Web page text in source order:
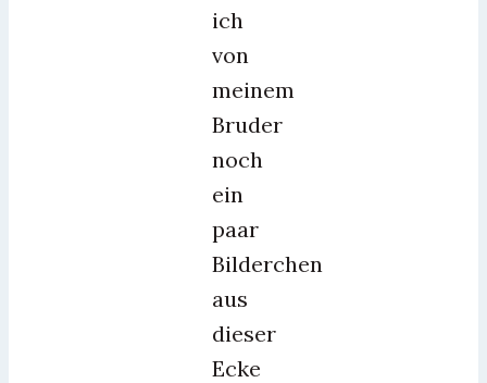
ich
von
meinem
Bruder
noch
ein
paar
Bilderchen
aus
dieser
Ecke